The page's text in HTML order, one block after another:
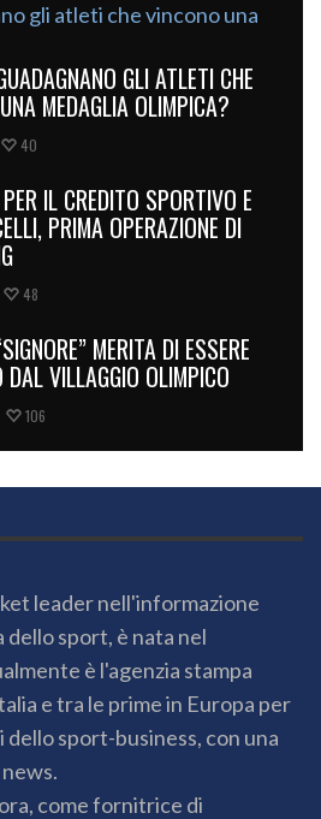
GLI ATLETI CHE
MEDAGLIA OLIMPICA?
40
IL CREDITO SPORTIVO E
PRIMA OPERAZIONE DI
48
MERITA DI ESSERE
DAL VILLAGGIO OLIMPICO
106
leader nell'informazione
sport, è nata nel
è l'agenzia stampa
e tra le prime in Europa per
sport-business, con una
come fornitrice di